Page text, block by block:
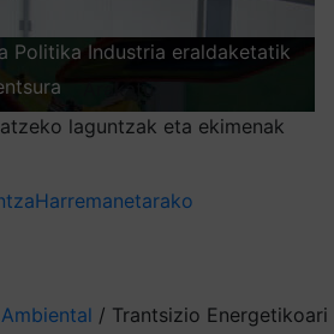
Politika Industria eraldaketatik
laguntzak eta ekimenak
Harremanetarako
/ Trantsizio Energetikoari